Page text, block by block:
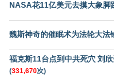
NASA花11亿美元去摸大象脚
魏斯神奇的催眠术为法轮大法
福克斯11台点到中共死穴 刘
(331,670次)